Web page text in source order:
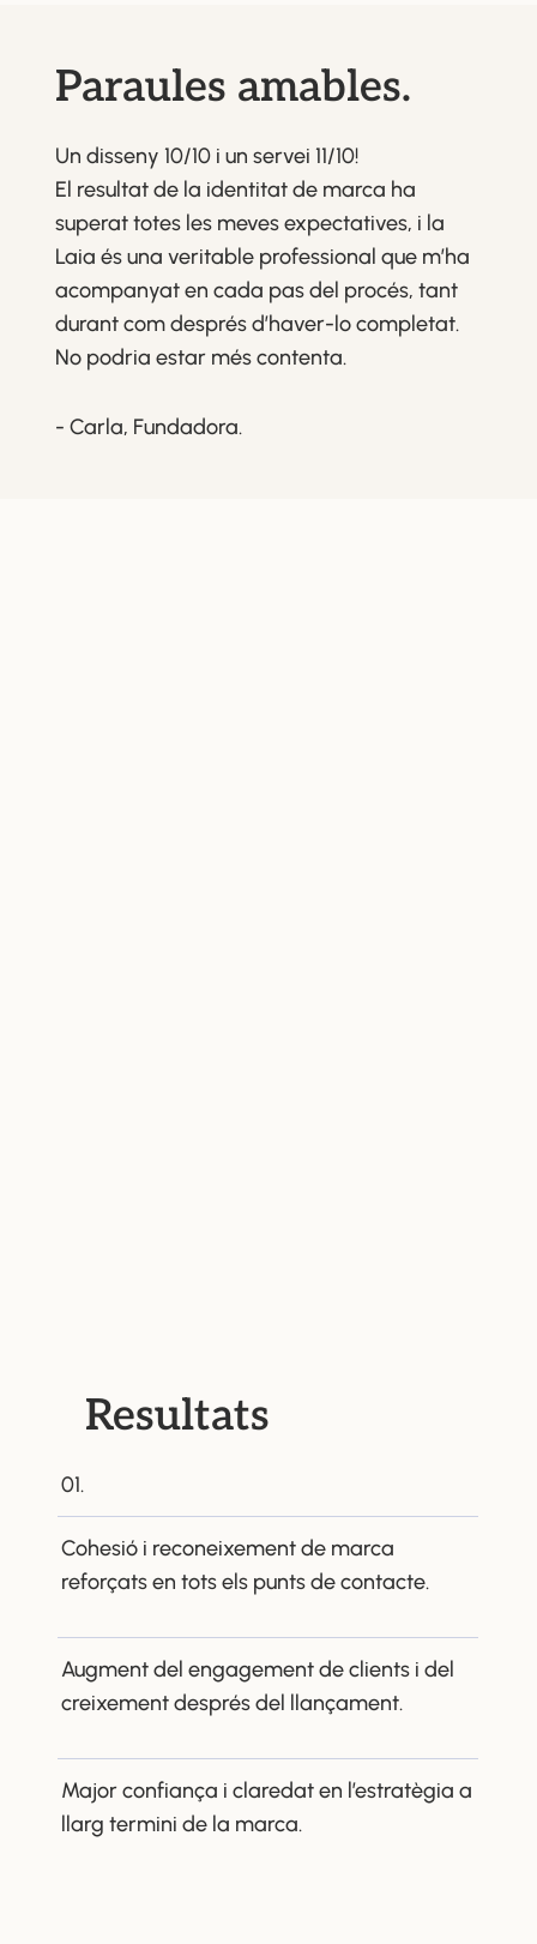
Paraules amables.
Un disseny 10/10 i un servei 11/10!
El resultat de la identitat de marca ha
superat totes les meves expectatives, i la
Laia és una veritable professional que m’ha
acompanyat en cada pas del procés, tant
durant com després d’haver-lo completat.
No podria estar més contenta.
- Carla, Fundadora.
Resultats
01.
Cohesió i reconeixement de marca
reforçats en tots els punts de contacte.
Augment del engagement de clients i del
creixement després del llançament.
Major confiança i claredat en l’estratègia a
llarg termini de la marca.